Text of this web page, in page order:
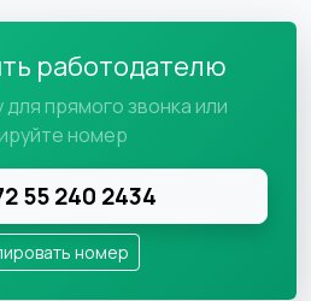
работодателю
прямого звонка или
номер
55 240 2434
номер